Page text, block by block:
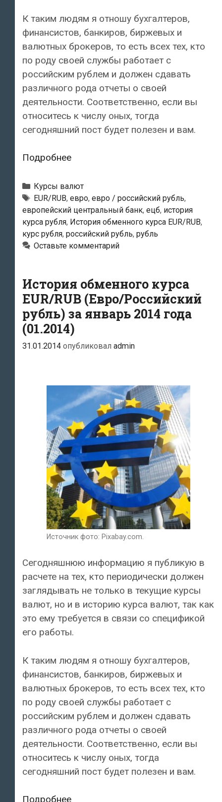
К таким людям я отношу бухгалтеров,
финансистов, банкиров, биржевых и
валютных брокеров, то есть всех тех, кто
по роду своей службы работает с
российским рублем и должен сдавать
различного рода отчеты о своей
деятельности. Соответственно, если вы
относитесь к числу оных, тогда
сегодняшний пост будет полезен и вам.
ПодробнееИстория
курса
EUR/RUB
(Евро/
Российский
рубль)
2014
года
(02.2014)
Рубрики
Курсы валют
Тэги
EUR/RUB, евро, евро / российский рубль,
европейский центральный банк, ецб, история
курса рубля, История обменного курса EUR/RUB,
курс рубля, российский рубль, рубль
Оставьте комментарий
История обменного курса
EUR/RUB (Евро/Российский
рубль) за январь 2014 года
(01.2014)
31.01.2014 опубликовал admin
Источник фото: Pixabay.com.
Сегодняшнюю информацию я публикую в
расчете на тех, кто периодически должен
заглядывать не только в текущие курсы
валют, но и в историю курса валют, так как
это ему требуется в связи со спецификой
его работы.
К таким людям я отношу бухгалтеров,
финансистов, банкиров, биржевых и
валютных брокеров, то есть всех тех, кто
по роду своей службы работает с
российским рублем и должен сдавать
различного рода отчеты о своей
деятельности. Соответственно, если вы
относитесь к числу оных, тогда
сегодняшний пост будет полезен и вам.
ПодробнееИстория